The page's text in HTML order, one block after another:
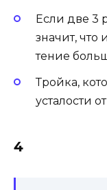
Если две 3
значит,
тение
Трой­ка,
усталости
4